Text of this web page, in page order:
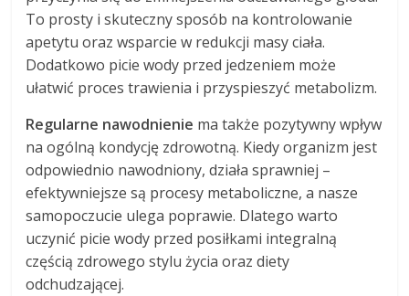
To prosty i skuteczny sposób na kontrolowanie
apetytu oraz wsparcie w redukcji masy ciała.
Dodatkowo picie wody przed jedzeniem może
ułatwić proces trawienia i przyspieszyć metabolizm.
Regularne nawodnienie ma także pozytywny wpływ
na ogólną kondycję zdrowotną. Kiedy organizm jest
odpowiednio nawodniony, działa sprawniej –
efektywniejsze są procesy metaboliczne, a nasze
samopoczucie ulega poprawie. Dlatego warto
uczynić picie wody przed posiłkami integralną
częścią zdrowego stylu życia oraz diety
odchudzającej.